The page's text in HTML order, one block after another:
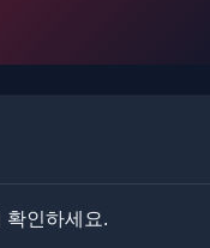
확인하세요.